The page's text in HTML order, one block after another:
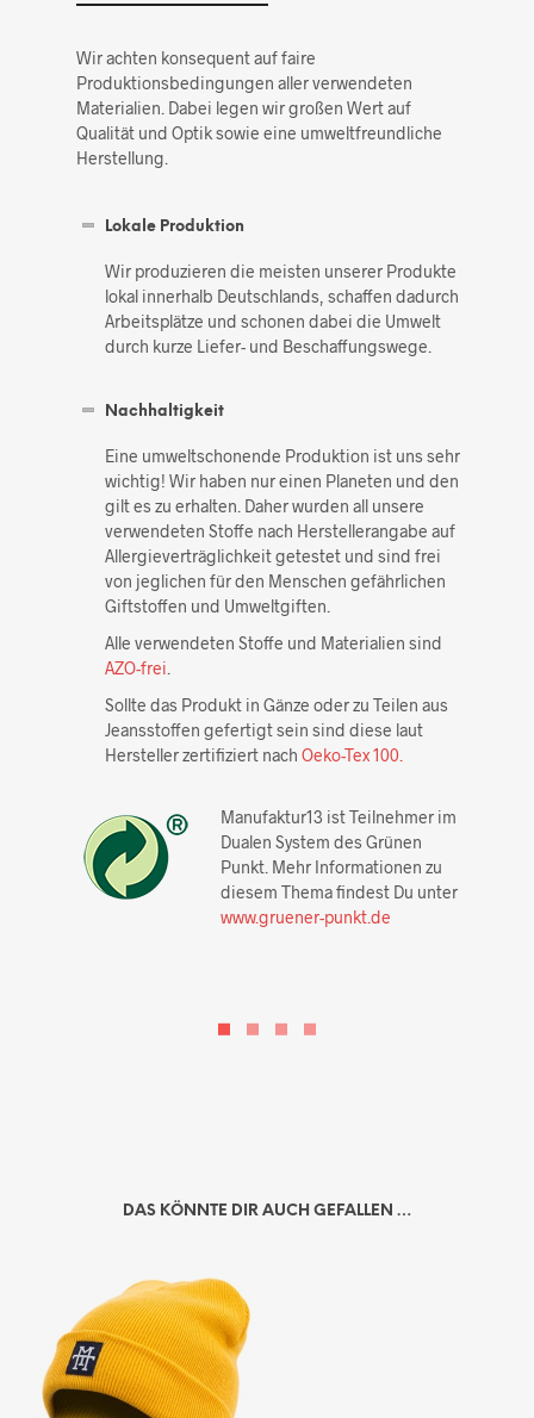
Wir achten konsequent auf faire
Produktionsbedingungen aller verwendeten
Materialien. Dabei legen wir großen Wert auf
Qualität und Optik sowie eine umweltfreundliche
Herstellung.
Lokale Produktion
Wir produzieren die meisten unserer Produkte
lokal innerhalb Deutschlands, schaffen dadurch
Arbeitsplätze und schonen dabei die Umwelt
durch kurze Liefer- und Beschaffungswege.
Nachhaltigkeit
Eine umweltschonende Produktion ist uns sehr
wichtig! Wir haben nur einen Planeten und den
gilt es zu erhalten. Daher wurden all unsere
verwendeten Stoffe nach Herstellerangabe auf
Allergieverträglichkeit getestet und sind frei
von jeglichen für den Menschen gefährlichen
Giftstoffen und Umweltgiften.
Alle verwendeten Stoffe und Materialien sind
AZO-frei
Sollte das Produkt in Gänze oder zu Teilen aus
Jeansstoffen gefertigt sein sind diese laut
Hersteller zertifiziert nach Oeko-Tex 100.
Manufaktur13 ist Teilnehmer im
Dualen System des Grünen
Punkt. Mehr Informationen zu
diesem Thema findest Du unter
www.gruener-punkt.de
DAS KÖNNTE DIR AUCH GEFALLEN …